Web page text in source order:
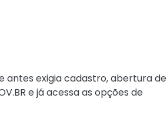
antes exigia cadastro, abertura de
e já acessa as opções de